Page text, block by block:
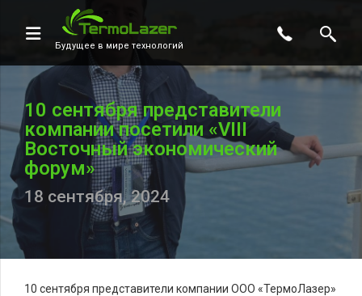
Будущее в мире технологий
10 сентября представители
компании посетили «VIII
Восточный экономический
форум»
18 сентября, 2024
10 сентября представители компании ООО «ТермоЛазер»